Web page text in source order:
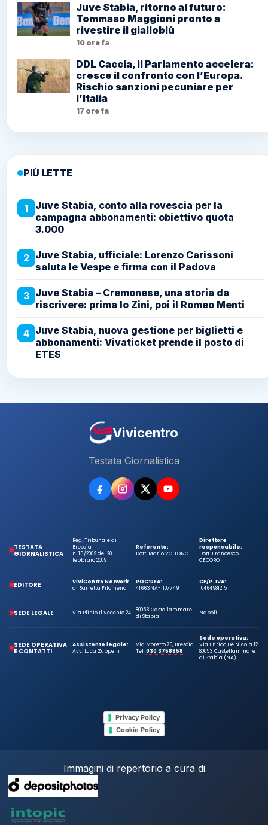
Juve Stabia, ritorno al futuro:
Tommaso Maggioni pronto a
rivestire il gialloblù
10 ore fa
DDL Caccia, il Parlamento accelera:
cresce il confronto con l’Europa.
Rischio sanzioni pecuniare per
l’Italia
17 ore fa
PIÙ LETTE
1
Juve Stabia, conto alla rovescia per la
campagna abbonamenti: obiettivo quota
3.000
2 Juve Stabia, ufficiale: Lorenzo Carissoni
saluta le Vespe e firma con il Padova
3 Juve Stabia – Cremonese, una storia da
riscrivere: prima lo Zini, poi il Romeo Menti
4 Juve Stabia, nuova gestione per biglietti e
abbonamenti: Vivaticket prende il posto di
ETES
Vivicentro
Testata Giornalistica
TESTATA
GIORNALISTICA
Reg. Tribunale di
Brescia
n. 13/2009 del 20
febbraio 2009
Referente:
Dott. Mario VOLLONO
Direttore
responsabile:
Dott. Francesco
CECORO
EDITORE
ViViCentro Network
di Barretta Filomena
ROC:
41663
REA:
NA-1107749
CF/P. IVA:
10464981215
SEDE LEGALE Via Plinio Il Vecchio 24
80053 Castellammare
di Stabia
Napoli
SEDE OPERATIVA
E CONTATTI
Assistente legale:
Avv. Luca Zuppelli
Via Moretto 70, Brescia
Tel.030 3758858
Sede operativa:
Via Enrico De Nicola 12
80053 Castellammare
di Stabia (NA)
Privacy Policy
Cookie Policy
Immagini di repertorio a cura di